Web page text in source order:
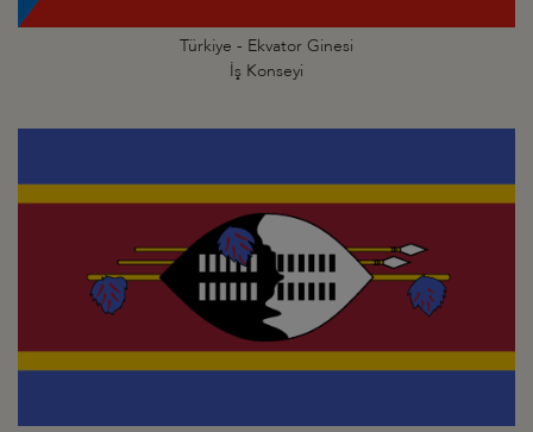
Türkiye - Ekvator Ginesi
İş Konseyi